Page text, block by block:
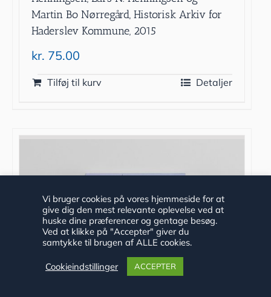
Martin Bo Nørregård, Historisk Arkiv for
Haderslev Kommune, 2015
kr. 75.00
Tilføj til kurv Detaljer
Vi bruger cookies på vores hjemmeside for at
give dig den mest relevante oplevelse ved at
huske dine præferencer og gentage besøg.
Ved at klikke på "Accepter" giver du
samtykke til brugen af ALLE cookies.
Cookieindstillinger ACCEPTER